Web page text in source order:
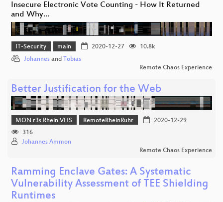
Insecure Electronic Vote Counting - How It Returned
and Why…
IT-Security main 2020-12-27
10.8k
Johannes and Tobias
Remote Chaos Experience
Better Justification for the Web
MON r3s Rhein VHS RemoteRheinRuhr
2020-12-29
316
Johannes Ammon
Remote Chaos Experience
Ramming Enclave Gates: A Systematic
Vulnerability Assessment of TEE Shielding
Runtimes